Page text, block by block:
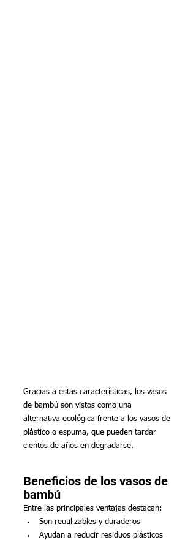
Gracias a estas características, los vasos
de bambú son vistos como una
alternativa ecológica frente a los vasos de
plástico o espuma, que pueden tardar
cientos de años en degradarse.
Beneficios de los vasos de
bambú
Entre las principales ventajas destacan:
Son reutilizables y duraderos
Ayudan a reducir residuos plásticos